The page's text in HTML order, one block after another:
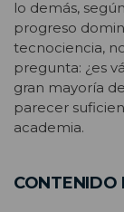
lo demás,
progreso
tecnociencia,
pregunta: ¿es
gran mayoría
parecer
academia.
CONTENIDO